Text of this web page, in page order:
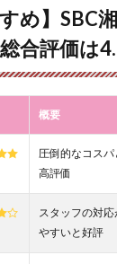
め】SBC
合評価は
概要
圧倒的なコス
高評価
スタッフの対
やすいと好評